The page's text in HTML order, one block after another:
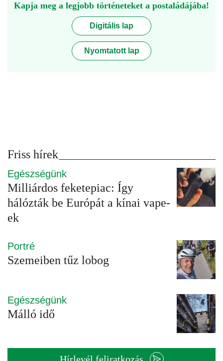
Kapja meg a legjobb történeteket a postaládájába!
Digitális lap
Nyomtatott lap
Friss hírek
Egészségünk
Milliárdos feketepiac: Így
hálózták be Európát a kínai vape-
ek
Portré
Szemeiben tűz lobog
Egészségünk
Málló idő